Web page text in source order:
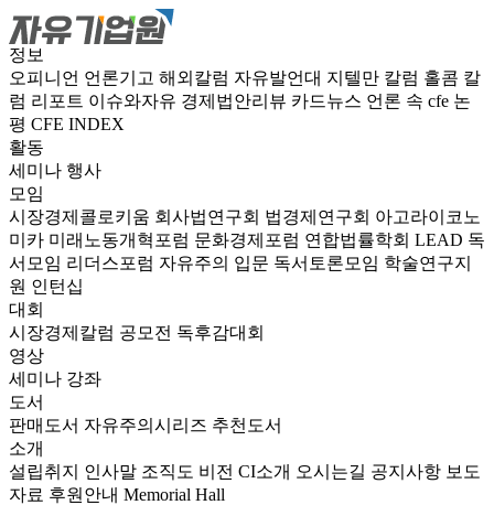
정보
오피니언 언론기고 해외칼럼 자유발언대 지텔만 칼럼 홀콤 칼
럼 리포트 이슈와자유 경제법안리뷰 카드뉴스 언론 속 cfe 논
평 CFE INDEX
활동
세미나 행사
모임
시장경제콜로키움 회사법연구회 법경제연구회 아고라이코노
미카 미래노동개혁포럼 문화경제포럼 연합법률학회 LEAD 독
서모임 리더스포럼 자유주의 입문 독서토론모임 학술연구지
원 인턴십
대회
시장경제칼럼 공모전 독후감대회
영상
세미나 강좌
도서
판매도서 자유주의시리즈 추천도서
소개
설립취지 인사말 조직도 비전 CI소개 오시는길 공지사항 보도
자료 후원안내 Memorial Hall